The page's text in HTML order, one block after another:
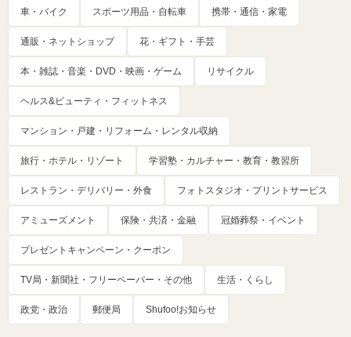
車・バイク スポーツ用品・自転車 携帯・通信・家電
通販・ネットショップ 花・ギフト・手芸
本・雑誌・音楽・DVD・映画・ゲーム リサイクル
ヘルス&ビューティ・フィットネス
マンション・戸建・リフォーム・レンタル収納
旅行・ホテル・リゾート 学習塾・カルチャー・教育・教習所
レストラン・デリバリー・外食 フォトスタジオ・プリントサービス
アミューズメント 保険・共済・金融 冠婚葬祭・イベント
プレゼントキャンペーン・クーポン
TV局・新聞社・フリーペーパー・その他 生活・くらし
政党・政治 郵便局 Shufoo!お知らせ